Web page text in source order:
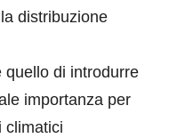
distribuzione
quello di introdurre
importanza per
climatici